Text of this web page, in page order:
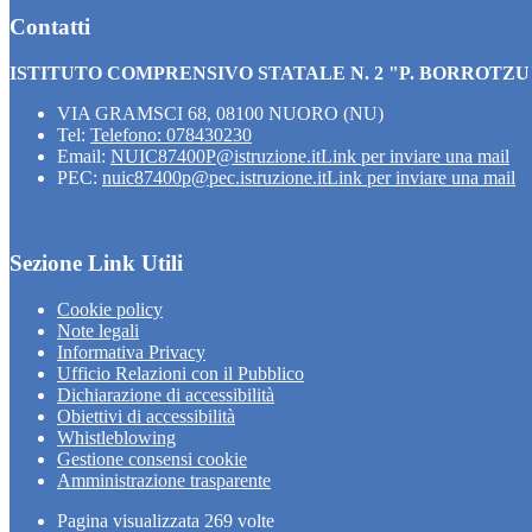
Contatti
ISTITUTO COMPRENSIVO STATALE N. 2 "P.
VIA GRAMSCI 68, 08100 NUORO (NU)
Tel: Telefono: 078430230
Email: NUIC87400P@istruzione.itLink per inviare una mail
PEC: nuic87400p@pec.istruzione.itLink per inviare una mail
Sezione Link Utili
Cookie policy
Note legali
Informativa Privacy
Ufficio Relazioni con il Pubblico
Dichiarazione di accessibilità
Obiettivi di accessibilità
Whistleblowing
Gestione consensi cookie
Amministrazione trasparente
Pagina visualizzata 269 volte